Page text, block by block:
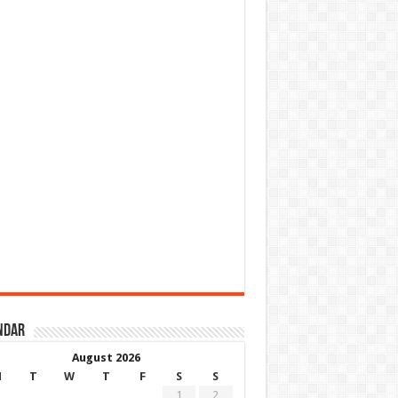
August 2026
T W T F S
S
1
2